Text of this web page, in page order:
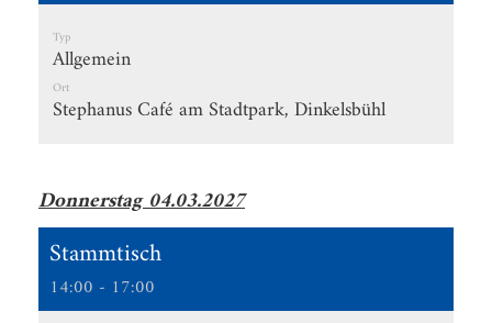
Typ
Allgemein
Ort
Stephanus Café am Stadtpark, Dinkelsbühl
Donnerstag 04.03.2027
Stammtisch
14:00 - 17:00